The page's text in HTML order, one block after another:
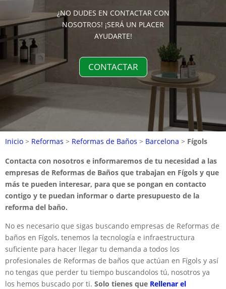
¿NO DUDES EN CONTACTAR CON
NOSOTROS! ¡SERÁ UN PLACER
AYUDARTE!
CONTACTAR
Inicio > Reformas > Reformas de Baños > Barcelona > Fígols
Contacta con nosotros e informaremos de tu necesidad a las
empresas de Reformas de Baños que trabajan en Fígols y que
más te pueden interesar, para que se pongan en contacto
contigo y te puedan informar o darte presupuesto de la
reforma del baño.
No es necesario que sigas buscando empresas de Reformas de
baños en Fígols, tenemos la tecnología e infraestructura
suficiente para hacer llegar tu demanda a todos los
profesionales de Reformas de baños que actúan en Fígols y así
no tengas que perder tu tiempo buscandolos tú, nosotros ya
los hemos buscado por ti. Solo tienes que Rellenar el